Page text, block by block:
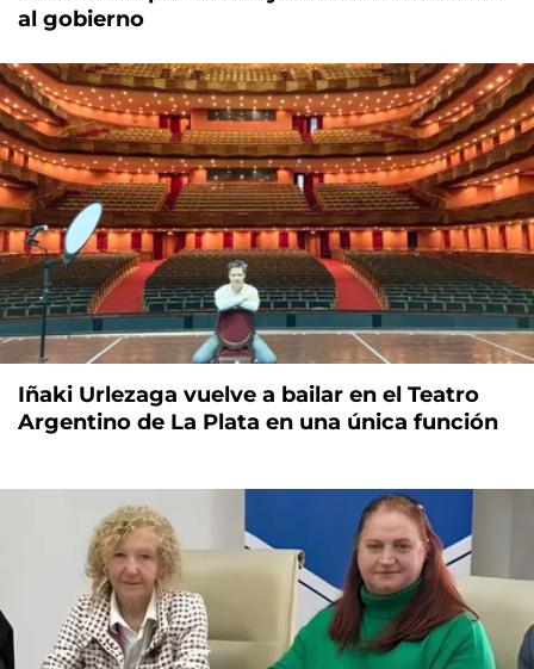
al gobierno
Iñaki Urlezaga vuelve a bailar en el Teatro
Argentino de La Plata en una única función